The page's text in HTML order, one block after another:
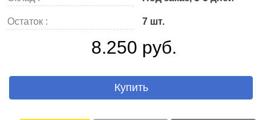
Остаток : 7 шт.
8.250 руб.
Купить